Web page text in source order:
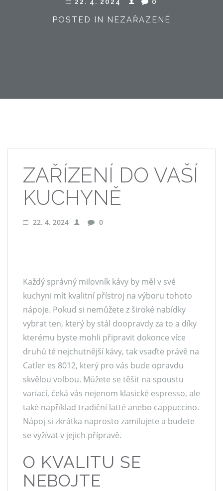
POSTED IN NEZAŘAZENÉ
ZAŘÍZENÍ DO VAŠÍ
KUCHYNĚ
22. 4. 2024 0
Každý správný milovník kávy by měl v své
kuchyni mít kvalitní přístroj na výboru tohoto
nápoje. Pokud si nemůžete z široké nabídky
vybrat ten, který by stál doopravdy za to a díky
kterému byste mohli připravit dokonce více
druhů té nejchutnější kávy, tak vsaďte právě na
Catler es 8012, který pro vás bude opravdu
skvělou volbou. Můžete se těšit na spoustu
variací, čeká vás nejenom klasické espresso, ale
také například tradiční latté anebo cappuccino.
Nápoj si zkrátka naprosto zamilujete a budete
se vyžívat v jejich přípravě.
O KVALITU SE
NEBOJTE